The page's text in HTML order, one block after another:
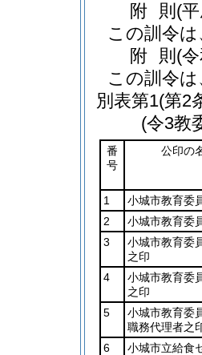
附 則 (
この訓令
附 則 (
この訓令
別表第1(第2
(令3教
番
号
公印の
1
小城市教育委
2
小城市教育委
3
小城市教育委
之印
4
小城市教育委
之印
5
小城市教育委
職務代理者之
6
小城市立給食